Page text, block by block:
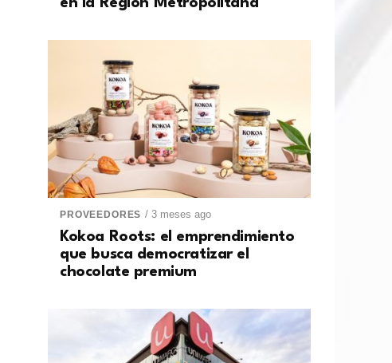
en la Región Metropolitana
PROVEEDORES / 3 meses ago
Kokoa Roots: el emprendimiento
que busca democratizar el
chocolate premium